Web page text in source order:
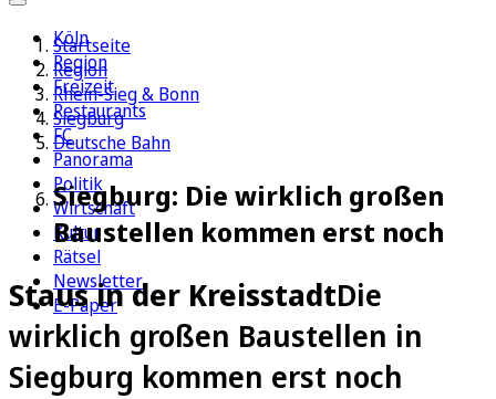
Köln
Region
Freizeit
Restaurants
FC
Panorama
Politik
Wirtschaft
Kultur
Rätsel
Newsletter
E-Paper
Startseite
Region
Rhein-Sieg & Bonn
Siegburg
Deutsche Bahn
Siegburg: Die wirklich großen
Baustellen kommen erst noch
Staus in der KreisstadtDie
wirklich großen Baustellen in
Siegburg kommen erst noch